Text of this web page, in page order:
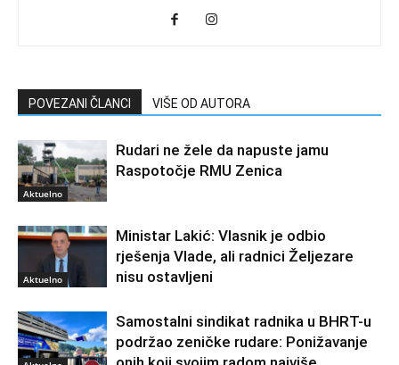
POVEZANI ČLANCI VIŠE OD AUTORA
Aktuelno
Rudari ne žele da napuste jamu
Raspotočje RMU Zenica
Aktuelno
Ministar Lakić: Vlasnik je odbio
rješenja Vlade, ali radnici Željezare
nisu ostavljeni
Samostalni sindikat radnika u BHRT-u
podržao zeničke rudare: Ponižavanje